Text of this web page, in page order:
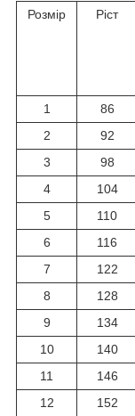
Розмір Ріст
1 86
2
92
3
98
4
104
5
110
6
116
7
122
8
128
9
134
10
140
11
146
12
152